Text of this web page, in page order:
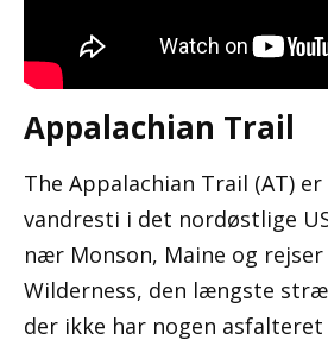
Appalachian Trail
The Appalachian Trail (AT)
vandresti i det nordøstlige
nær Monson, Maine og rejser
Wilderness, den længste
der ikke har nogen asfalteret